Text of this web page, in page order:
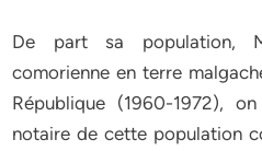
De part sa population,
comorienne en terre
République (1960-1972),
notaire de cette population